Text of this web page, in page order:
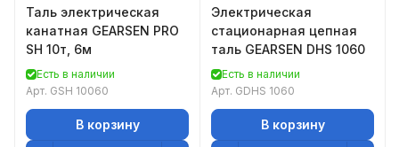
Таль электрическая
канатная GEARSEN PRO
SH 10т, 6м
Есть в наличии
Арт. GSH 10060
В корзину
Электрическая
стационарная цепная
таль GEARSEN DHS 1060
Есть в наличии
Арт. GDHS 1060
В корзину